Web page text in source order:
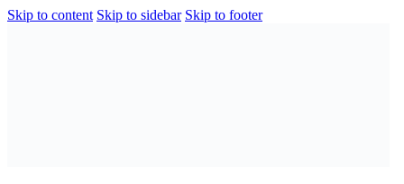
Skip to content Skip to sidebar Skip to footer